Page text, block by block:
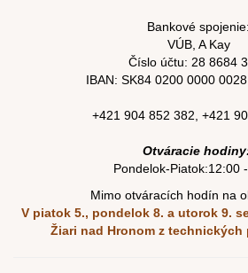
Bankové spojenie:
VÚB, A Kay
Číslo účtu: 28 8684
IBAN: SK84 0200 0000
+421 904 852 382 +421
Otváracie
Pondelok-Piatok:12:00
Mimo otváracích hodín na
V piatok 5., pondelok 8. a utorok 9.
Žiari nad Hronom z technických